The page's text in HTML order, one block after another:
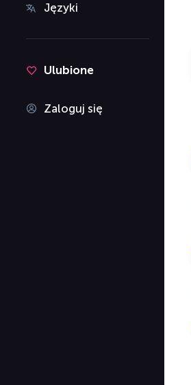
Języki
Ulubione
Zaloguj się